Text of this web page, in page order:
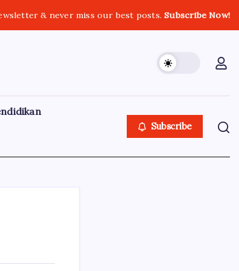
& never miss our best posts.Subscribe Now!
Subscribe